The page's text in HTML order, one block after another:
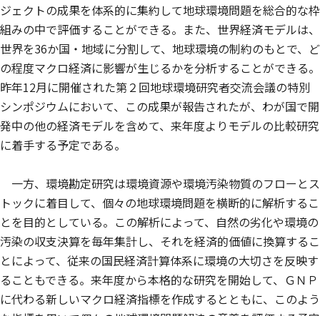
ジェクトの成果を体系的に集約して地球環境問題を総合的な枠
組みの中で評価することができる。また、世界経済モデルは、
世界を36か国・地域に分割して、地球環境の制約のもとで、ど
の程度マクロ経済に影響が生じるかを分析することができる。
昨年12月に開催された第２回地球環境研究者交流会議の特別
シンポジウムにおいて、この成果が報告されたが、わが国で開
発中の他の経済モデルを含めて、来年度よりモデルの比較研究
に着手する予定である。
一方、環境勘定研究は環境資源や環境汚染物質のフローとス
トックに着目して、個々の地球環境問題を横断的に解析するこ
とを目的としている。この解析によって、自然の劣化や環境の
汚染の収支決算を毎年集計し、それを経済的価値に換算するこ
とによって、従来の国民経済計算体系に環境の大切さを反映す
ることもできる。来年度から本格的な研究を開始して、ＧＮＰ
に代わる新しいマクロ経済指標を作成するとともに、このよう